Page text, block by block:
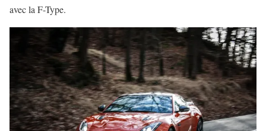
avec la F-Type.